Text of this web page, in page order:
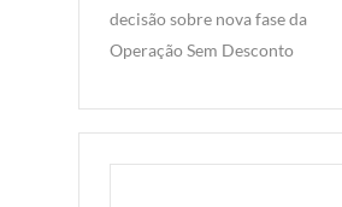
decisão sobre nova fase da
Operação Sem Desconto